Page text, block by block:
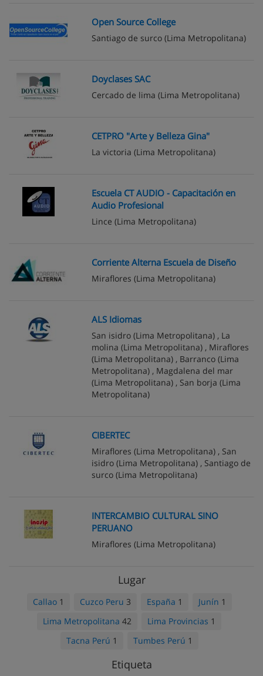
Open Source College
Santiago de surco (Lima Metropolitana)
Doyclases SAC
Cercado de lima (Lima Metropolitana)
CETPRO "Arte y Belleza Gina"
La victoria (Lima Metropolitana)
Escuela CT AUDIO - Capacitación en
Audio Profesional
Lince (Lima Metropolitana)
Corriente Alterna Escuela de Diseño
Miraflores (Lima Metropolitana)
ALS Idiomas
San isidro (Lima Metropolitana) , La
molina (Lima Metropolitana) , Miraflores
(Lima Metropolitana) , Barranco (Lima
Metropolitana) , Magdalena del mar
(Lima Metropolitana) , San borja (Lima
Metropolitana)
CIBERTEC
Miraflores (Lima Metropolitana) , San
isidro (Lima Metropolitana) , Santiago de
surco (Lima Metropolitana)
INTERCAMBIO CULTURAL SINO
PERUANO
Miraflores (Lima Metropolitana)
Lugar
Callao 1 Cuzco Peru 3 España 1 Junín 1
Lima Metropolitana 42 Lima Provincias 1
Tacna Perú 1 Tumbes Perú 1
Etiqueta